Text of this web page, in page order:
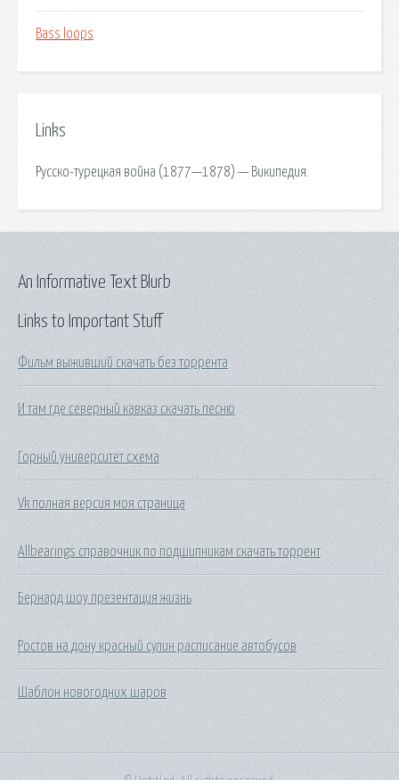
Bass loops
Links
Русско-турецкая война (1877—1878) — Википедия.
Links to Important Stuff
Фильм выживший скачать без торрента
И там где северный кавказ скачать песню
Горный университет схема
Vk полная версия моя страница
Allbearings справочник по подшипникам скачать торрент
Бернард шоу презентация жизнь
Ростов на дону красный сулин расписание автобусов
Шаблон новогодних шаров
An Informative Text Blurb